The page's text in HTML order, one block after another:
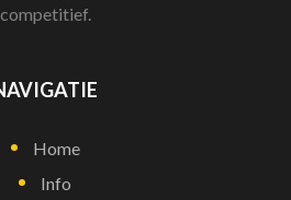
competitief.
Home
Info